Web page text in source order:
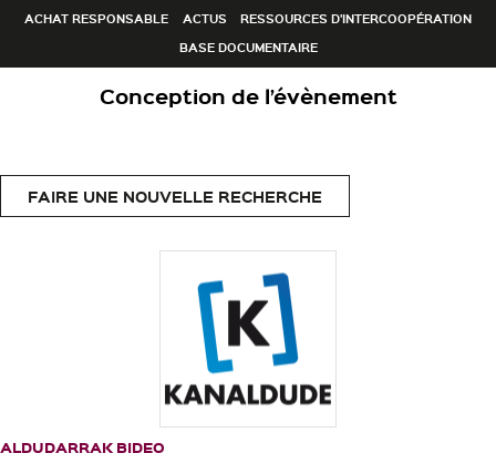
ACHAT RESPONSABLE
ACTUS
RESSOURCES D'INTERCOOPÉRATION
BASE DOCUMENTAIRE
Conception de l’évènement
FAIRE UNE NOUVELLE RECHERCHE
ALDUDARRAK BIDEO